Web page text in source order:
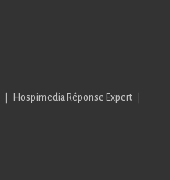
Hospimedia Réponse Expert